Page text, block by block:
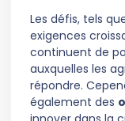
Les défis, tels
exigences
continuent de
auxquelles les
répondre.
également des